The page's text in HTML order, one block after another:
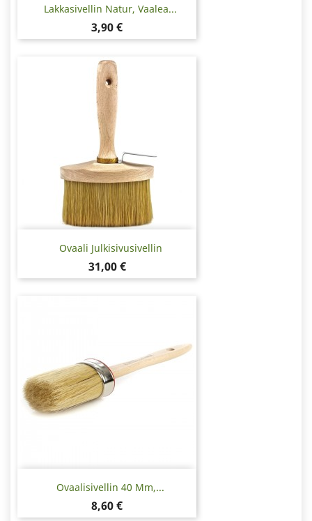
Lakkasivellin Natur, Vaalea...
Hinta
3,90 €
Ovaali Julkisivusivellin
Hinta
31,00 €
Ovaalisivellin 40 Mm,...
Hinta
8,60 €